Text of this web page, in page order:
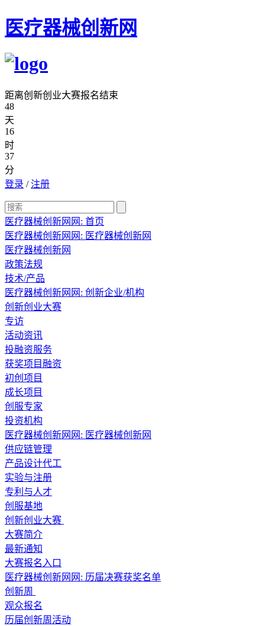
医疗器械创新网
距离创新创业大赛报名结束
48
天
16
时
37
分
登录 / 注册
医疗器械创新网网: 首页
医疗器械创新网网: 医疗器械创新网
医疗器械创新网
政策法规
技术/产品
医疗器械创新网网: 创新企业/机构
创新创业大赛
专访
活动资讯
投融资服务
获奖项目融资
初创项目
成长项目
创服专家
投资机构
医疗器械创新网网: 医疗器械创新网
供应链管理
产品设计代工
实验与注册
专利与人才
创服基地
创新创业大赛
大赛简介
最新通知
大赛报名入口
医疗器械创新网网: 历届决赛获奖名单
创新周
观众报名
历届创新周活动